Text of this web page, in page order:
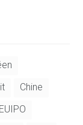
Chine
EUIPO